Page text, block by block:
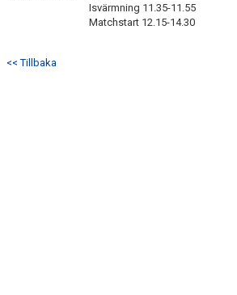
Isvärmning 11.35-11.55
Matchstart 12.15-14.30
<< Tillbaka